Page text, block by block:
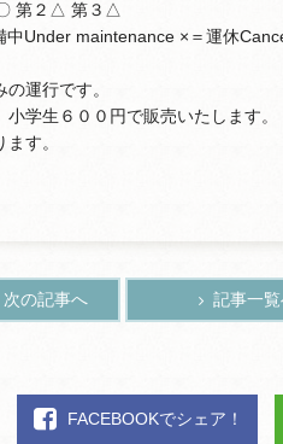
〇 第２△ 第３△
Under maintenance ×＝運休
運行です。
学生６００円で販売いたします。
す。
次の記事へ 記事一
FACEBOOKでシェア！